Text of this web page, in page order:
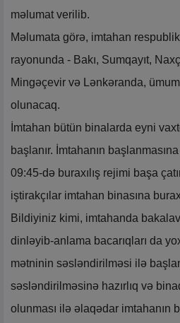
məlumat verilib.
Məlumata görə, imtahan
rayonunda - Bakı, Sumqayıt,
Mingəçevir və Lənkəranda,
olunacaq.
İmtahan bütün binalarda eyni
başlanır. İmtahanın
09:45-də buraxılış rejimi başa
iştirakçılar imtahan binasına
Bildiyiniz kimi, imtahanda
dinləyib-anlama bacarıqları da
mətninin səsləndirilməsi ilə
səsləndirilməsinə hazırlıq və
olunması ilə əlaqədar imtahanın